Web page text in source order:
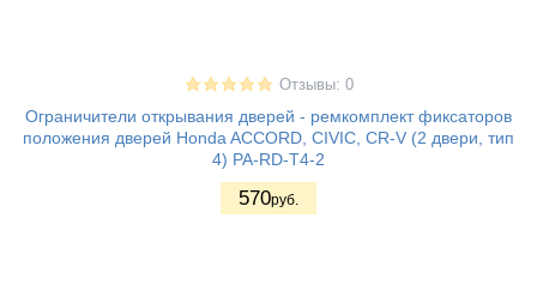
Отзывы: 0
Ограничители открывания дверей - ремкомплект фиксаторов
положения дверей Honda ACCORD, CIVIC, CR-V (2 двери, тип
4) PA-RD-T4-2
570руб.